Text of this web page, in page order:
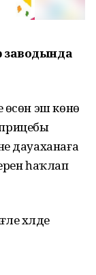
заводында
өсөн эш көнө
дауаханаға
һаҡлап
хәлде